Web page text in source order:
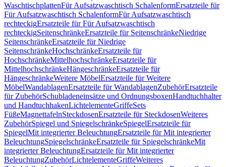
WaschtischplattenFür Aufsatzwaschtisch SchalenformErsatzteile für
Für Aufsatzwaschtisch SchalenformFür Aufsatzwaschtisch
rechteckigErsatzteile für Für Aufsatzwaschtisch
rechteckigSeitenschränkeErsatzteile für SeitenschränkeNiedrige
SeitenschränkeErsatzteile für Niedrige
SeitenschränkeHochschränkeErsatzteile für
HochschränkeMittelhochschränkeErsatzteile für
MittelhochschränkeHängeschränkeErsatzteile für
HängeschränkeWeitere MöbelErsatzteile für Weitere
MöbelWandablagenErsatzteile für WandablagenZubehörErsatzteile
für ZubehörSchubladeneinsätze und OrdnungsboxenHandtuchhalter
und HandtuchhakenLichtelementeGriffeSets
FüßeMagnettafelnSteckdosenErsatzteile für SteckdosenWeiteres
ZubehörSpiegel und SpiegelschränkeSpiegelErsatzteile für
SpiegelMit integrierter BeleuchtungErsatzteile für Mit integrierter
BeleuchtungSpiegelschränkeErsatzteile für SpiegelschränkeMit
integrierter BeleuchtungErsatzteile für Mit integrierter
BeleuchtungZubehörLichtelementeGriffeWeiteres